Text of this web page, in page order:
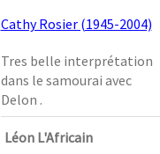
Cathy Rosier (1945-2004)
Tres belle interprétation
dans le samourai avec
Delon .
Léon L'Africain